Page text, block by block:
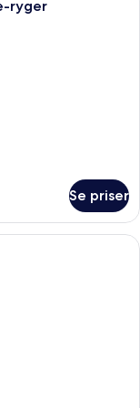
ryger
Se priser
hotelværelse med en